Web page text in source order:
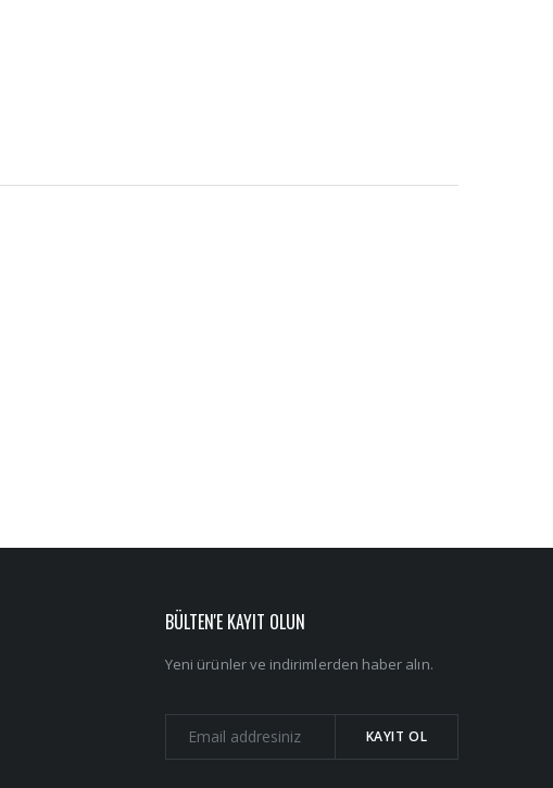
BÜLTEN'E KAYIT OLUN
Yeni ürünler ve indirimlerden haber alın.